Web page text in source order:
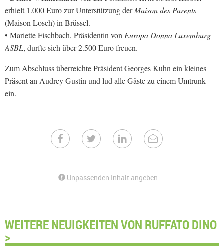
erhielt 1.000 Euro zur Unterstützung derMaison des Parents
(Maison Losch) in Brüssel.
• Mariette Fischbach, Präsidentin von Europa Donna Luxemburg
ASBL, durfte sich über 2.500 Euro freuen.
Zum Abschluss überreichte Präsident Georges Kuhn ein kleines
Präsent an Audrey Gustin und lud alle Gäste zu einem Umtrunk
ein.
Unpassenden Inhalt angeben
WEITERE NEUIGKEITEN VON RUFFATO DINO
>